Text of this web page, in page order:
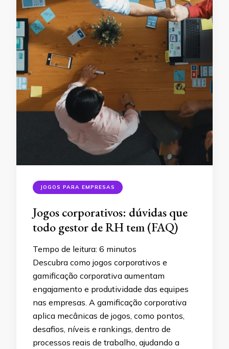
JOGOS PARA EMPRESAS
Jogos corporativos: dúvidas que
todo gestor de RH tem (FAQ)
Tempo de leitura: 6 minutos
Descubra como jogos corporativos e
gamificação corporativa aumentam
engajamento e produtividade das equipes
nas empresas. A gamificação corporativa
aplica mecânicas de jogos, como pontos,
desafios, níveis e rankings, dentro de
processos reais de trabalho, ajudando a